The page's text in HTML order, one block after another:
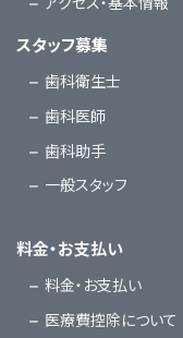
スタッフ募集
歯科衛生士
歯科医師
歯科助手
一般スタッフ
料金・お支払い
料金・お支払い
医療費控除について